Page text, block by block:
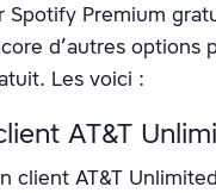
Spotify Premium
d’autres options
Les voici :
AT&T
client AT&T